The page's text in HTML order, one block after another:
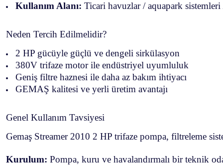
Kullanım Alanı: Ticari havuzlar / aquapark
Neden Tercih Edilmelidir?
2 HP gücüyle güçlü ve dengeli sirkülasyon
380V trifaze motor ile endüstriyel uyumluluk
Geniş filtre haznesi ile daha az bakım ihtiyacı
GEMAŞ kalitesi ve yerli üretim avantajı
Genel Kullanım Tavsiyesi
Gemaş Streamer 2010 2 HP trifaze pompa, filtreleme
Kurulum: Pompa, kuru ve havalandırmalı bir teknik